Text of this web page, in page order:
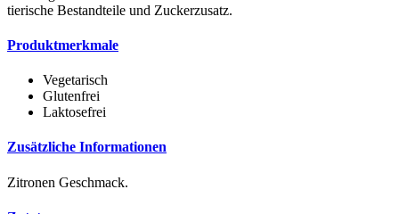
tierische Bestandteile und Zuckerzusatz.
Produktmerkmale
Vegetarisch
Glutenfrei
Laktosefrei
Zusätzliche Informationen
Zitronen Geschmack.